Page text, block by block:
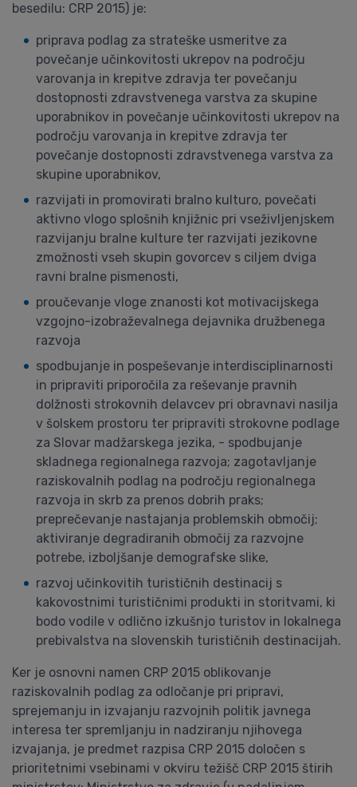
besedilu: CRP 2015) je:
priprava podlag za strateške usmeritve za
povečanje učinkovitosti ukrepov na področju
varovanja in krepitve zdravja ter povečanju
dostopnosti zdravstvenega varstva za skupine
uporabnikov in povečanje učinkovitosti ukrepov na
področju varovanja in krepitve zdravja ter
povečanje dostopnosti zdravstvenega varstva za
skupine uporabnikov,
razvijati in promovirati bralno kulturo, povečati
aktivno vlogo splošnih knjižnic pri vseživljenjskem
razvijanju bralne kulture ter razvijati jezikovne
zmožnosti vseh skupin govorcev s ciljem dviga
ravni bralne pismenosti,
proučevanje vloge znanosti kot motivacijskega
vzgojno-izobraževalnega dejavnika družbenega
razvoja
spodbujanje in pospeševanje interdisciplinarnosti
in pripraviti priporočila za reševanje pravnih
dolžnosti strokovnih delavcev pri obravnavi nasilja
v šolskem prostoru ter pripraviti strokovne podlage
za Slovar madžarskega jezika, - spodbujanje
skladnega regionalnega razvoja; zagotavljanje
raziskovalnih podlag na področju regionalnega
razvoja in skrb za prenos dobrih praks;
preprečevanje nastajanja problemskih območij;
aktiviranje degradiranih območij za razvojne
potrebe, izboljšanje demografske slike,
razvoj učinkovitih turističnih destinacij s
kakovostnimi turističnimi produkti in storitvami, ki
bodo vodile v odlično izkušnjo turistov in lokalnega
prebivalstva na slovenskih turističnih destinacijah.
Ker je osnovni namen CRP 2015 oblikovanje
raziskovalnih podlag za odločanje pri pripravi,
sprejemanju in izvajanju razvojnih politik javnega
interesa ter spremljanju in nadziranju njihovega
izvajanja, je predmet razpisa CRP 2015 določen s
prioritetnimi vsebinami v okviru težišč CRP 2015 štirih